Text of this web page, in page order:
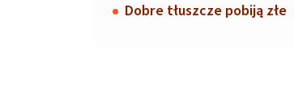
Dobre tłuszcze pobiją złe